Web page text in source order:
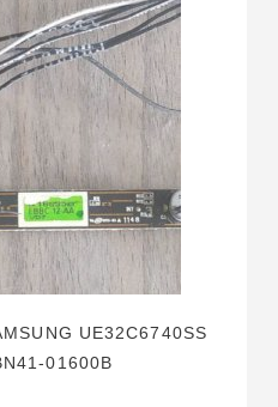
UE32C6740SS
01600B